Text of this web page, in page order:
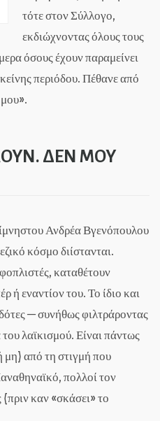
τότε στον Σύλλογο,
εκδιώχνοντας όλους τους
όσους έχουν παραμείνει
περιόδου. Πέθανε από
ΔΕΝ ΜΟΥ
Ανδρέα Βγενόπουλου
κόσμο διίστανται.
καταθέτουν
ή εναντίον του. Το ίδιο και
─ συνήθως φιλτράροντας
λαϊκισμού. Είναι πάντως
από τη στιγμή που
πολλοί τον
καν «σκάσει» το